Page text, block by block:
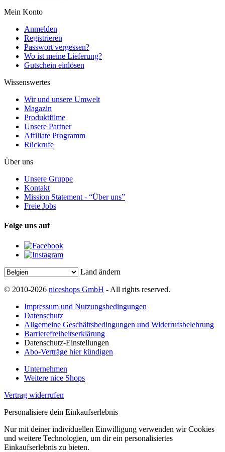
Mein Konto
Anmelden
Registrieren
Passwort vergessen?
Wo ist meine Lieferung?
Gutschein einlösen
Wissenswertes
Wir und unsere Umwelt
Magazin
Produktfilme
Unsere Partner
Affiliate Programm
Rückrufe
Über uns
Unsere Gruppe
Kontakt
Mission Statement - “Über uns”
Freie Jobs
Folge uns auf
Land ändern
© 2010-2026 niceshops GmbH - All rights reserved.
Impressum und Nutzungsbedingungen
Datenschutz
Allgemeine Geschäftsbedingungen und Widerrufsbelehrung
Barrierefreiheitserklärung
Datenschutz-Einstellungen
Abo-Verträge hier kündigen
Unternehmen
Weitere nice Shops
Vertrag widerrufen
Personalisiere dein Einkaufserlebnis
Nur mit deiner individuellen Einwilligung verwenden wir Cookies
und weitere Technologien, um dir ein personalisiertes
Einkaufserlebnis zu bieten.